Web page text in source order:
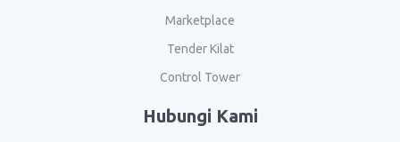
Marketplace
Tender Kilat
Control Tower
Hubungi Kami